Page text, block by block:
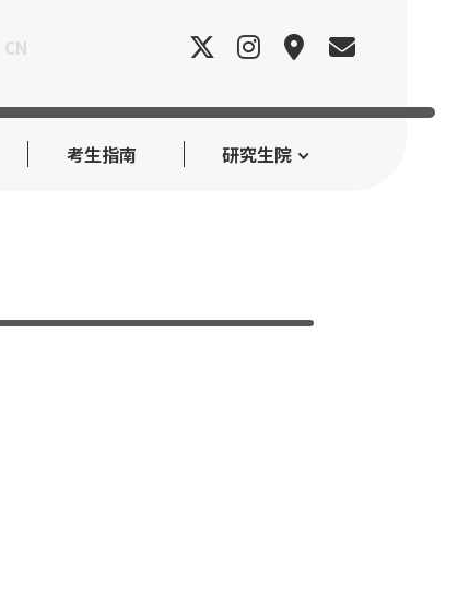
CN
考生指南 研究生院